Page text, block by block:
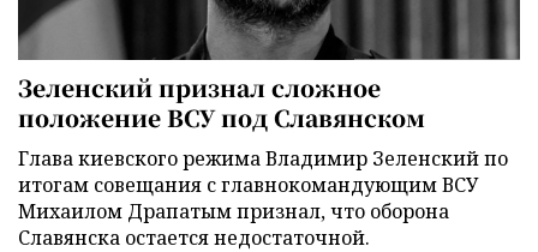
Зеленский признал сложное
положение ВСУ под Славянском
Глава киевского режима Владимир Зеленский по
итогам совещания с главнокомандующим ВСУ
Михаилом Драпатым признал, что оборона
Славянска остается недостаточной.